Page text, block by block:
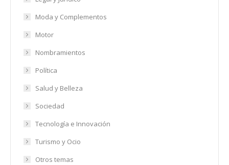
Moda y Complementos
Motor
Nombramientos
Política
Salud y Belleza
Sociedad
Tecnología e Innovación
Turismo y Ocio
Otros temas